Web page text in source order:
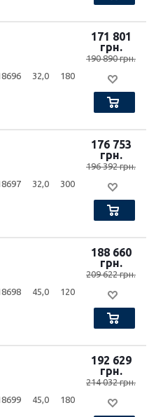
32,0 180
171 801
грн.
190 890 грн.
32,0 300
176 753
грн.
196 392 грн.
45,0 120
188 660
грн.
209 622 грн.
45,0 180
192 629
грн.
214 032 грн.